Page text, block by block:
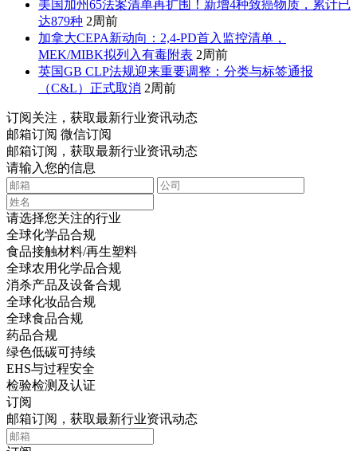
美国加州65法案清单再扩围！新增4种致癌物质，累计已
达879种 2周前
加拿大CEPA新动向：2,4-PD首入监控清单，
MEK/MIBK拟列入有毒附表 2周前
英国GB CLP法规迎来重要调整：分类与标签通报
（C&L）正式取消 2周前
订阅关注，获取最新行业资讯动态
邮箱订阅 微信订阅
邮箱订阅，获取最新行业资讯动态
请输入您的信息
请选择您关注的行业
全球化学品合规
食品接触材料/再生塑料
全球农用化学品合规
消杀产品及设备合规
全球化妆品合规
全球食品合规
药品合规
绿色低碳可持续
EHS与过程安全
检验检测及认证
订阅
邮箱订阅，获取最新行业资讯动态